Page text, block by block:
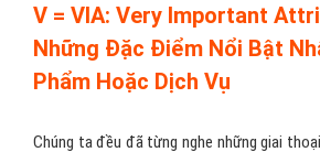
V = VIA: Very Important
Những Đặc Điểm Nổi Bật
Phẩm Hoặc Dịch Vụ
Chúng ta đều đã từng nghe những giai